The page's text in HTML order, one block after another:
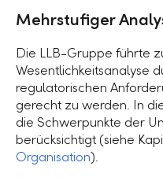
Mehrstufiger
Die LLB-Gruppe führte
Wesentlichkeitsanalyse
regulatorischen
gerecht zu werden. In
die Schwerpunkte der
berücksichtigt (siehe
Organisation).